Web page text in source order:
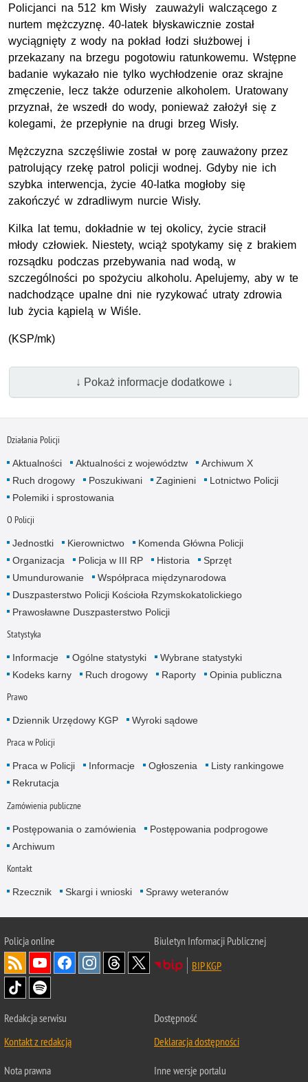
Policjanci na 512 km Wisły zauważyli walczącego z
nurtem mężczyznę. 40-latek błyskawicznie został
wyciągnięty z wody na pokład łodzi służbowej i
przekazany na brzegu pogotowiu ratunkowemu. Wstępne
badanie wykazało nie tylko wychłodzenie oraz skrajne
zmęczenie, lecz także odurzenie alkoholem. Uratowany
przyznał, że wszedł do wody, ponieważ założył się z
kolegami, że przepłynie na drugi brzeg Wisły.
Mężczyzna szczęśliwie został w porę zauważony przez
patrolujący rzekę patrol policji wodnej. Gdyby nie ich
szybka interwencja, życie 40-latka mogłoby się
zakończyć w zdradliwym nurcie Wisły.
Kilka lat temu, dokładnie w tej okolicy, życie stracił
młody człowiek. Niestety, wciąż spotykamy się z brakiem
rozsądku podczas przebywania nad wodą, w
szczególności po spożyciu alkoholu. Apelujemy, aby w te
nadchodzące upalne dni nie ryzykować utraty zdrowia
lub życia kąpielą w Wiśle.
(KSP/mk)
↓ Pokaż informacje dodatkowe ↓
Działania Policji
Aktualności Aktualności z województw
Archiwum X
Ruch drogowy
Poszukiwani Zaginieni
Lotnictwo Policji
Polemiki i sprostowania
O Policji
Jednostki Kierownictwo
Komenda Główna Policji
Organizacja
Policja w III RP Historia
Sprzęt
Umundurowanie
Współpraca międzynarodowa
Duszpasterstwo Policji Kościoła Rzymskokatolickiego
Prawosławne Duszpasterstwo Policji
Statystyka
Informacje Ogólne statystyki
Wybrane statystyki
Kodeks karny
Ruch drogowy Raporty Opinia publiczna
Prawo
Dziennik Urzędowy KGP Wyroki sądowe
Praca w Policji
Praca w Policji Informacje Ogłoszenia
Listy rankingowe
Rekrutacja
Zamówienia publiczne
Postępowania o zamówienia
Postępowania podprogowe
Archiwum
Kontakt
Rzecznik Skargi i wnioski Sprawy weteranów
Policjaonline
Biuletyn Informacji Publicznej
BIP KGP
Redakcja serwisu
Kontakt z redakcją
Dostępność
Deklaracja dostępności
Nota prawna
Inne wersje portalu